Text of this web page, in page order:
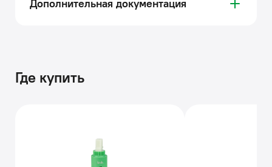
Дополнительная документация
Где купить